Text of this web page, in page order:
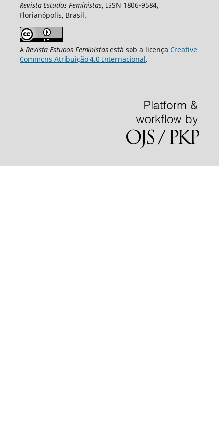
Revista Estudos Feministas, ISSN 1806-9584,
Florianópolis, Brasil.
A Revista Estudos Feministasestá sob a licença Creative
Commons Atribuição 4.0 Internacional.